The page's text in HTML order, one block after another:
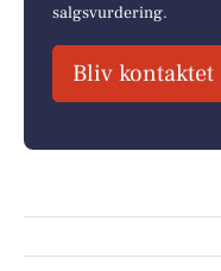
salgsvurdering.
Bliv kontaktet